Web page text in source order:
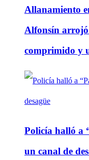
Allanamiento
Alfonsín
comprimido y
Policía halló a
un canal de